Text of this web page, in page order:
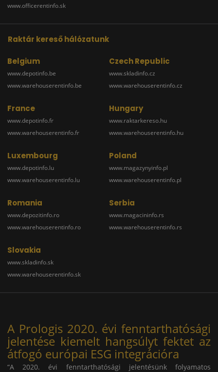
www.officerentinfo.sk
Raktár kereső hálózatunk
Belgium
www.depotinfo.be
www.warehouserentinfo.be
Czech Republic
www.skladinfo.cz
www.warehouserentinfo.cz
France
www.depotinfo.fr
www.warehouserentinfo.fr
Hungary
www.raktarkereso.hu
www.warehouserentinfo.hu
Luxembourg
www.depotinfo.lu
www.warehouserentinfo.lu
Poland
www.magazynyinfo.pl
www.warehouserentinfo.pl
Romania
www.depozitinfo.ro
www.warehouserentinfo.ro
Serbia
www.magacininfo.rs
www.warehouserentinfo.rs
Slovakia
www.skladinfo.sk
www.warehouserentinfo.sk
A Prologis 2020. évi fenntarthatósági
jelentése kiemelt hangsúlyt fektet az
átfogó európai ESG integrációra
“A 2020. évi fenntarthatósági jelentésünk folyamatos